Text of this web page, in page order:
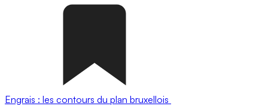
Engrais : les contours du plan bruxellois